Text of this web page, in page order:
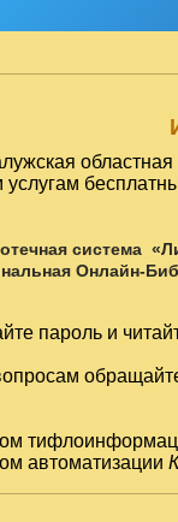
услугам
система
Онлайн-
пароль и
автоматизации